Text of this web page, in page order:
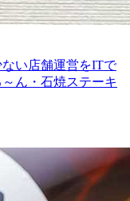
い店舗運営をITで
ん・石焼ステーキ